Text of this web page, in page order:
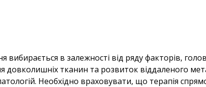
вибирається в залежності від ряду факторів,
довколишніх тканин та розвиток віддаленого
Необхідно враховувати, що терапія